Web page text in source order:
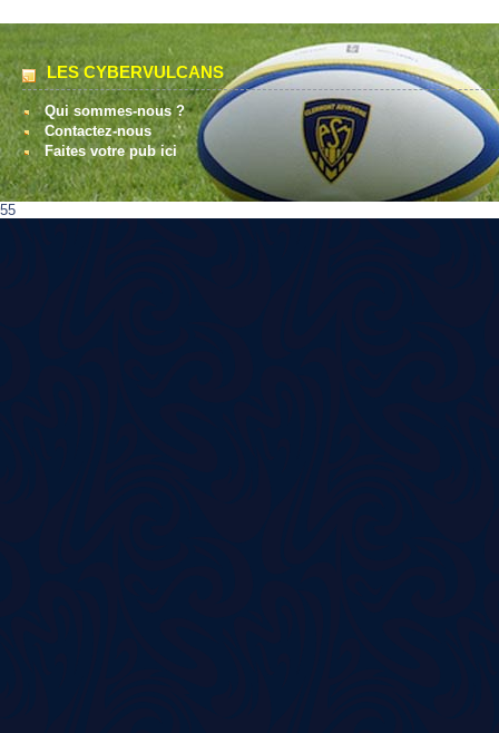
LES CYBERVULCANS
Qui sommes-nous ?
Contactez-nous
Faites votre pub ici
55